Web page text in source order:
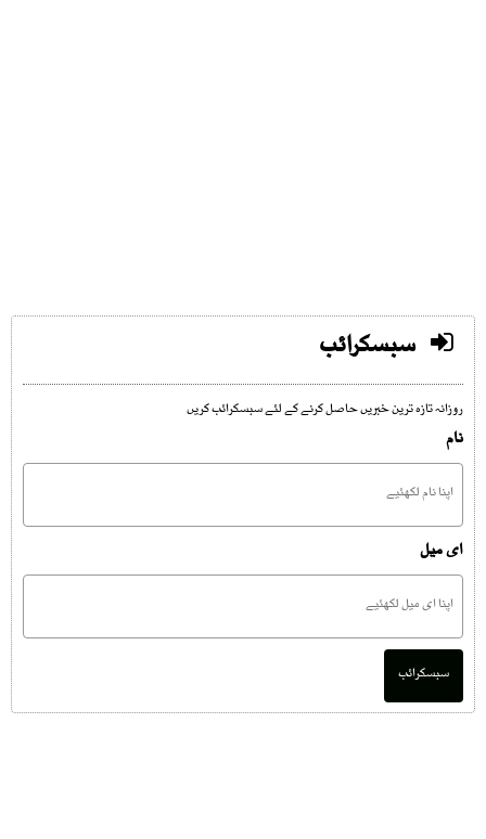
سبسکرائب
روزانہ تازہ ترین خبریں حاصل کرنے کے لئے سبسکرائب کریں
نام
ای میل
سبسکرائب